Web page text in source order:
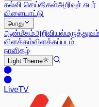
கல்வி செய்திகள்அறிவுச் சுடர்
விளையாட்டு
பொது
ஆன்மீகம்அறிவியல்மருத்துவம்
விளக்கம்விளக்கப்படம்
நாளிதழ்
Light Theme
LiveTV